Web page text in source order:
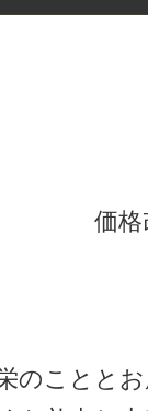
価
のことと